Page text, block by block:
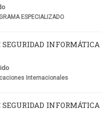
ESPECIALIZADO
SEGURIDAD INFORMÁTICA
Internacionales
SEGURIDAD INFORMÁTICA